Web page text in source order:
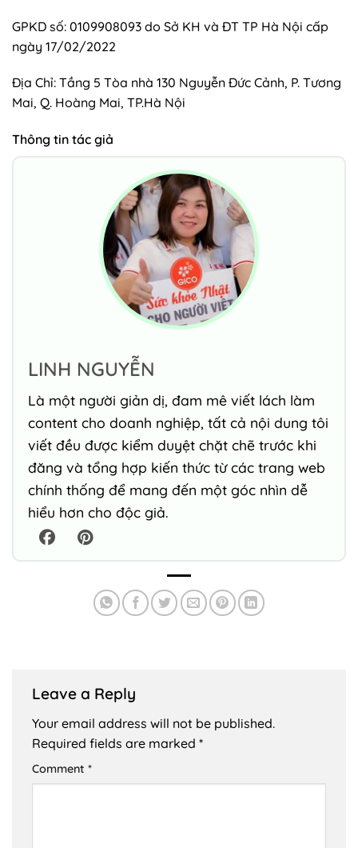
GPKD số: 0109908093 do Sở KH và ĐT TP Hà Nội cấp
ngày 17/02/2022
Địa Chỉ: Tầng 5 Tòa nhà 130 Nguyễn Đức Cảnh, P. Tương
Mai, Q. Hoàng Mai, TP.Hà Nội
Thông tin tác giả
LINH NGUYỄN
Là một người giản dị, đam mê viết lách làm
content cho doanh nghiệp, tất cả nội dung tôi
viết đều được kiểm duyệt chặt chẽ trước khi
đăng và tổng hợp kiến thức từ các trang web
chính thống để mang đến một góc nhìn dễ
hiểu hơn cho độc giả.
Leave a Reply
Your email address will not be published.
Required fields are marked *
Comment *